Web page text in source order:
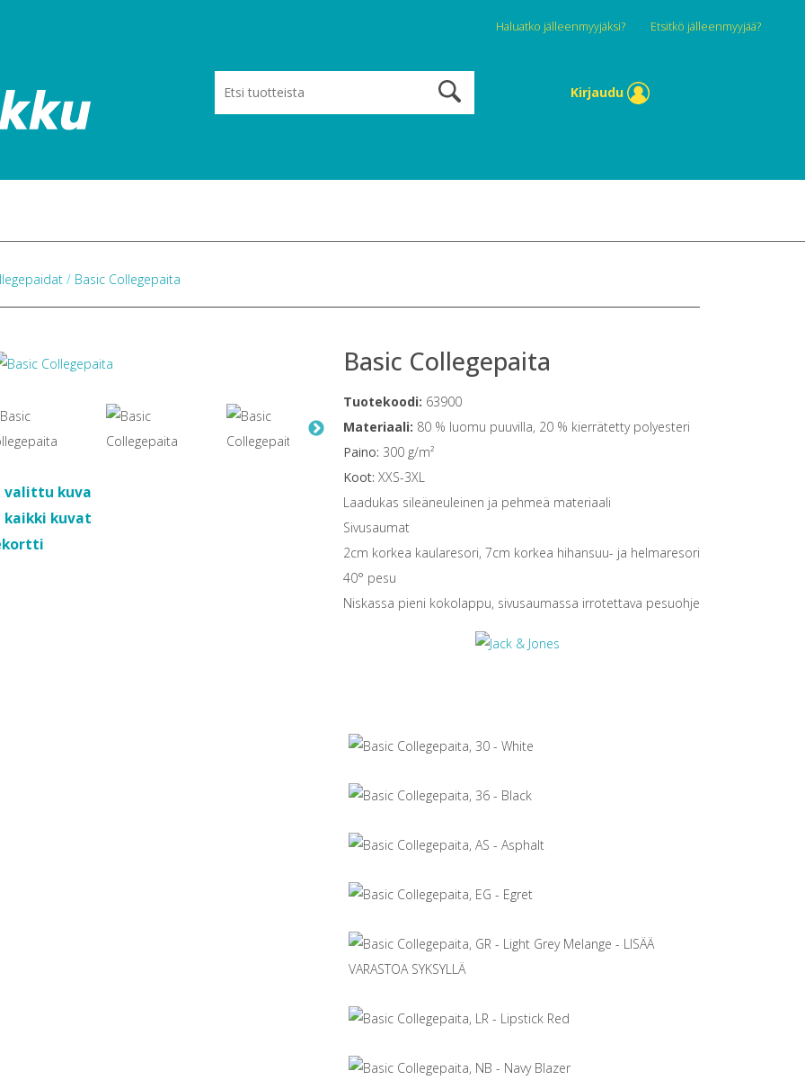
Haluatko jälleenmyyjäksi? Etsitkö jälleenmyyjää?
Kirjaudu
/ Basic Collegepaita
valittu kuva
kaikki kuvat
Basic Collegepaita
Tuotekoodi: 63900
Materiaali: 80 % luomu puuvilla, 20 % kierrätetty polyesteri
Paino: 300 g/m²
Koot: XXS-3XL
Laadukas sileäneuleinen ja pehmeä materiaali
Sivusaumat
2cm korkea kaularesori, 7cm korkea hihansuu- ja helmaresori
40° pesu
Niskassa pieni kokolappu, sivusaumassa irrotettava pesuohje